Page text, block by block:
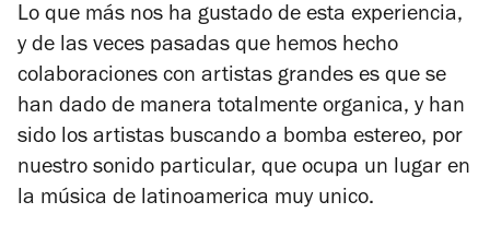
Lo que más nos ha gustado de esta experiencia,
y de las veces pasadas que hemos hecho
colaboraciones con artistas grandes es que se
han dado de manera totalmente organica, y han
sido los artistas buscando a bomba estereo, por
nuestro sonido particular, que ocupa un lugar en
la música de latinoamerica muy unico.